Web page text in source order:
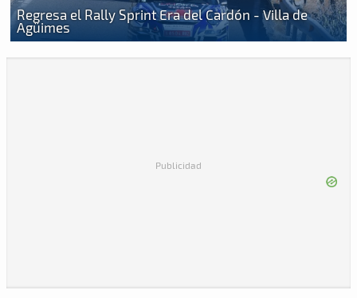
Regresa el Rally Sprint Era del Cardón - Villa de
Agüimes
Publicidad